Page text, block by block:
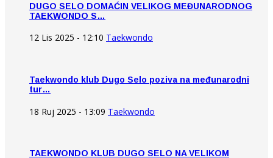
DUGO SELO DOMAĆIN VELIKOG MEĐUNARODNOG
TAEKWONDO S…
12 Lis 2025 - 12:10 Taekwondo
Taekwondo klub Dugo Selo poziva na međunarodni
tur…
18 Ruj 2025 - 13:09 Taekwondo
TAEKWONDO KLUB DUGO SELO NA VELIKOM